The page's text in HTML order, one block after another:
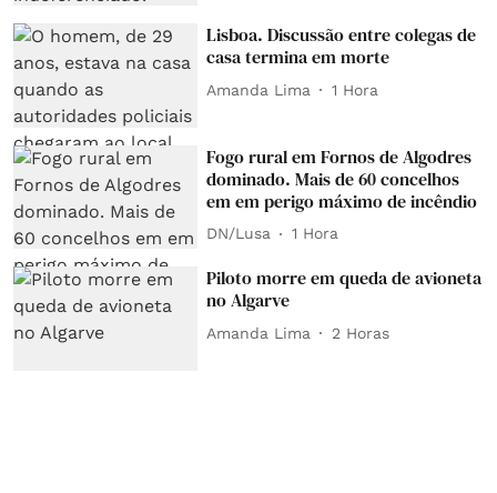
Lisboa. Discussão entre colegas de
casa termina em morte
Amanda Lima 1 Hora
Fogo rural em Fornos de Algodres
dominado. Mais de 60 concelhos
em em perigo máximo de incêndio
DN/Lusa 1 Hora
Piloto morre em queda de avioneta
no Algarve
Amanda Lima 2 Horas